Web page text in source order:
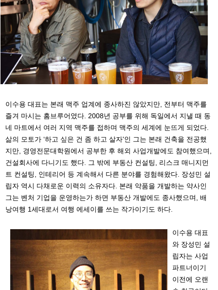
이수용 대표는 본래 맥주 업계에 종사하진 않았지만, 전부터 맥주를
즐겨 마시는 홈브루어였다. 2008년 공부를 위해 독일에서 지낼 때 동
네 마트에서 여러 지역 맥주를 접하며 맥주의 세계에 눈뜨게 되었다.
삶의 모토가 ‘하고 싶은 건 좀 하고 살자'인 그는 본래 건축을 전공했
지만, 경영전문대학원에서 공부한 후 해외 사업개발에도 참여했으며,
건설회사에 다니기도 했다. 그 밖에 부동산 컨설팅, 리스크 매니지먼
트 컨설팅, 인테리어 등 계속해서 다른 분야를 경험해왔다. 장성민 설
립자 역시 다채로운 이력의 소유자다. 본래 약품을 개발하는 약사인
그는 벤처 기업을 운영하는가 하면 부동산 개발에도 종사했으며, 배
낭여행 1세대로서 여행 에세이를 쓰는 작가이기도 하다.
이수용 대표
와 장성민 설
립자는 사업
파트너이기
이전에 오랜